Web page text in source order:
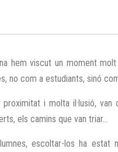
hem viscut un moment
no com a estudiants, sinó
i molta il·lusió,
els camins que van triar…
escoltar-los ha estat